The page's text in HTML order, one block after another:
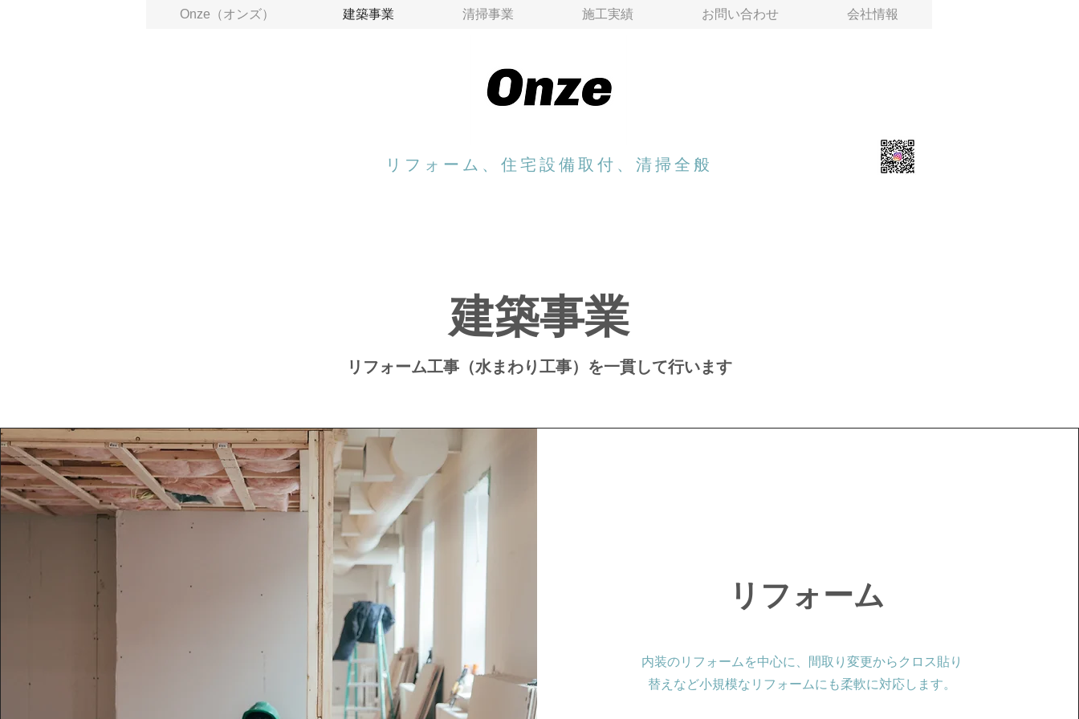
Onze（オンズ） 建築事業 清掃事業 施工実績 お問い合わせ 会社情報
リフォーム、住宅設備取付、​清掃全般
建築事業
リフォーム工事（水まわり工事）を一貫して行います
リフォーム
内装のリフォームを中心に、間取り変更からクロス貼り
替えなど小規模なリフォームにも柔軟に対応します。